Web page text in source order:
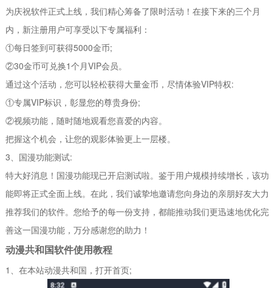
为庆祝软件正式上线，我们精心筹备了限时活动！在接下来的三个月
内，新注册用户可享受以下专属福利：
①每日签到可获得5000金币;
②30金币可兑换1个月VIP会员。
通过这个活动，您可以轻松获得大量金币，尽情体验VIP特权:
①专属VIP标识，彰显您的尊贵身份;
②视频功能，随时随地观看您喜爱的内容。
把握这个机会，让您的观影体验更上一层楼。
3、国漫功能测试:
特大好消息！国漫功能现已开启测试啦。鉴于用户规模持续增长，该功
能即将正式全面上线。在此，我们诚挚地邀请您向身边的亲朋好友大力
推荐我们的软件。您给予的每一份支持，都能推动我们更迅速地优化完
善这一国漫功能，万分感谢您的助力！
动漫共和国软件使用教程
1、在本站动漫共和国，打开首页;